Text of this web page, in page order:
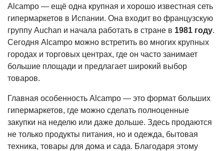
Alcampo — ещё одна крупная и хорошо известная сеть
гипермаркетов в Испании. Она входит во французскую
группу Auchan и начала работать в стране в 1981 году.
Сегодня Alcampo можно встретить во многих крупных
городах и торговых центрах, где он часто занимает
большие площади и предлагает широкий выбор
товаров.
Главная особенность Alcampo — это формат больших
гипермаркетов, где можно сделать полноценные
закупки на неделю или даже дольше. Здесь продаются
не только продукты питания, но и одежда, бытовая
техника, товары для дома и сада. Благодаря этому